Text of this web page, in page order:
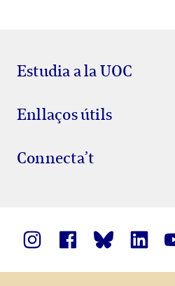
Estudia a la UOC
Enllaços útils
Connecta’t